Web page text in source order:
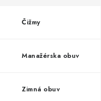
Potlač lôg
osobných údajov
Čižmy
Manažérska obuv
Zimná obuv